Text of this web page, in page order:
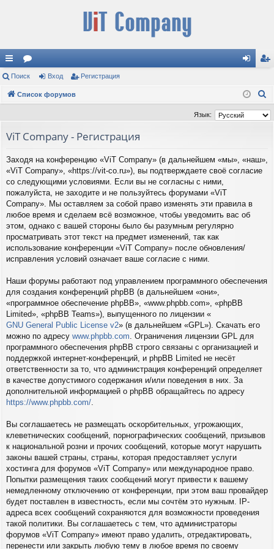
с
ы
и
ор
ум д ис
тр
Поиск Вход Регистрация
Список форумов
и
Язык:
ViT Company - Регистрация
Заходя на конференцию «ViT Company» (в дальнейшем «мы», «наш»,
«ViT Company», «https://vit-co.ru»), вы подтверждаете своё согласие
со следующими условиями. Если вы не согласны с ними,
пожалуйста, не заходите и не пользуйтесь форумами «ViT
Company». Мы оставляем за собой право изменять эти правила в
любое время и сделаем всё возможное, чтобы уведомить вас об
этом, однако с вашей стороны было бы разумным регулярно
просматривать этот текст на предмет изменений, так как
использование конференции «ViT Company» после обновления/
исправления условий означает ваше согласие с ними.
Наши форумы работают под управлением программного обеспечения
для создания конференций phpBB (в дальнейшем «они»,
«программное обеспечение phpBB», «www.phpbb.com», «phpBB
Limited», «phpBB Teams»), выпущенного по лицензии «
GNU General Public License v2» (в дальнейшем «GPL»). Скачать его
можно по адресу www.phpbb.com . Ограничения лицензии GPL для
программного обеспечения phpBB строго связаны с организацией и
поддержкой интернет-конференций, и phpBB Limited не несёт
ответственности за то, что администрация конференций определяет
в качестве допустимого содержания и/или поведения в них. За
дополнительной информацией о phpBB обращайтесь по адресу
https://www.phpbb.com/
Вы соглашаетесь не размещать оскорбительных, угрожающих,
клеветнических сообщений, порнографических сообщений, призывов
к национальной розни и прочих сообщений, которые могут нарушить
законы вашей страны, страны, которая предоставляет услуги
хостинга для форумов «ViT Company» или международное право.
Попытки размещения таких сообщений могут привести к вашему
немедленному отключению от конференции, при этом ваш провайдер
будет поставлен в известность, если мы сочтём это нужным. IP-
адреса всех сообщений сохраняются для возможности проведения
такой политики. Вы соглашаетесь с тем, что администраторы
форумов «ViT Company» имеют право удалить, отредактировать,
перенести или закрыть любую тему в любое время по своему